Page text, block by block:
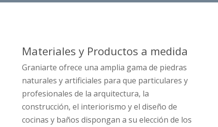
Materiales y Productos a medida
Graniarte ofrece una amplia gama de piedras
naturales y artificiales para que particulares y
profesionales de la arquitectura, la
construcción, el interiorismo y el diseño de
cocinas y baños dispongan a su elección de los